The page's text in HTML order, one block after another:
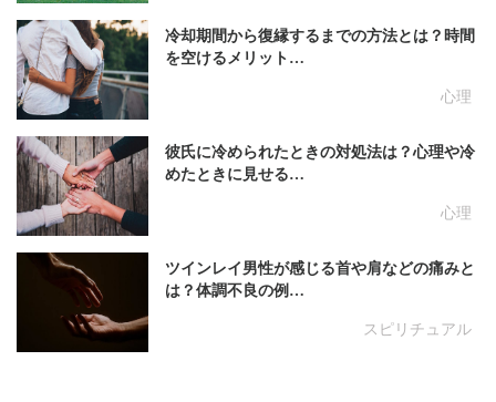
心理
冷却期間から復縁するまでの方法とは？時間
を空けるメリット…
心理
彼氏に冷められたときの対処法は？心理や冷
めたときに見せる…
スピリチュアル
ツインレイ男性が感じる首や肩などの痛みと
は？体調不良の例…